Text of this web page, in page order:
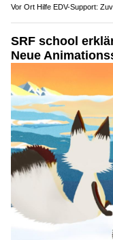
Vor Ort Hilfe EDV-Support:
SRF school
Neue